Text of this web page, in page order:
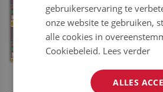
PVC WANDPANELEN
gebruikerservaring te
onze website te gebruiken,
alle cookies in
Cookiebeleid. Lees verder
ALLES